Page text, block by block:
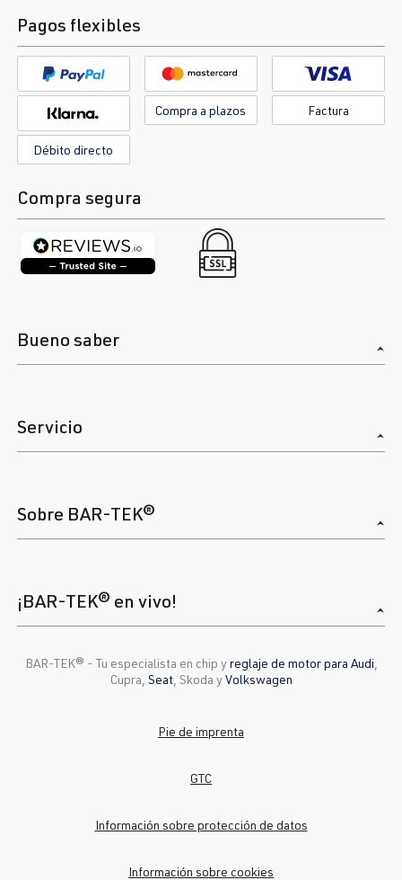
Pagos flexibles
Compra a plazos Factura
Débito directo
Compra segura
Bueno saber
Servicio
Sobre BAR-TEK®
¡BAR-TEK® en vivo!
BAR-TEK®️ - Tu especialista en chip yreglaje de motor para Audi
Cupra, Seat, Skoda yVolkswagen
Pie de imprenta
GTC
Información sobre protección de datos
Información sobre cookies